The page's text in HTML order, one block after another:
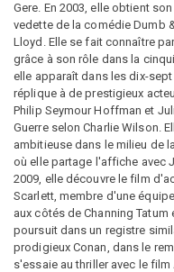
Gere. En 2003, elle obtient
vedette de la comédie Dumb
Lloyd. Elle se fait connaître
grâce à son rôle dans la
elle apparaît dans les dix-
réplique à de prestigieux
Philip Seymour Hoffman et
Guerre selon Charlie Wilson.
ambitieuse dans le milieu de
où elle partage l'affiche avec
2009, elle découvre le film
Scarlett, membre d'une
aux côtés de Channing Tatum
poursuit dans un registre
prodigieux Conan, dans le
s'essaie au thriller avec le